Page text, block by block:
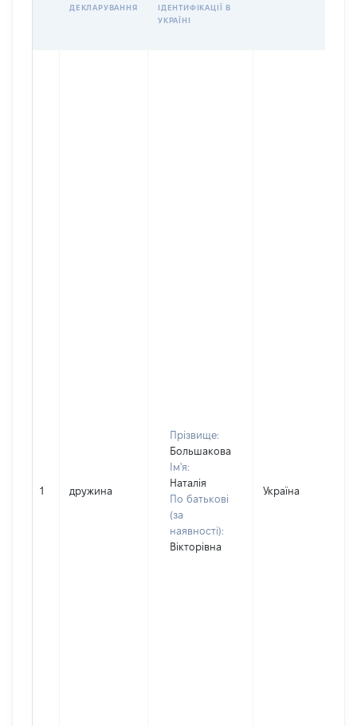
ДЕКЛАРУВАННЯ
ІДЕНТИФІКАЦІЇ В
УКРАЇНІ
1 дружина
Прізвище:
Большакова
Ім'я:
Наталія
По батькові
(за
наявності):
Вікторівна
Україна